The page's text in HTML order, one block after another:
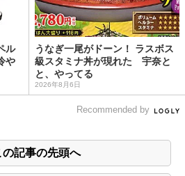
ル
や
うなぎ一尾がドーン！ ラスボス
級スタミナ丼が現れた 宇奈と
と、やってる
2026年8月6日
Recommended by
の記事の先頭へ